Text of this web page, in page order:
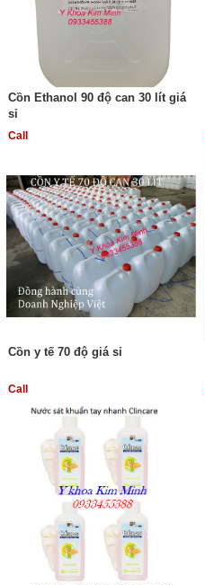
Cồn Ethanol 90 độ can 30 lít giá
sỉ
Call
Cồn y tế 70 độ giá sỉ
Call